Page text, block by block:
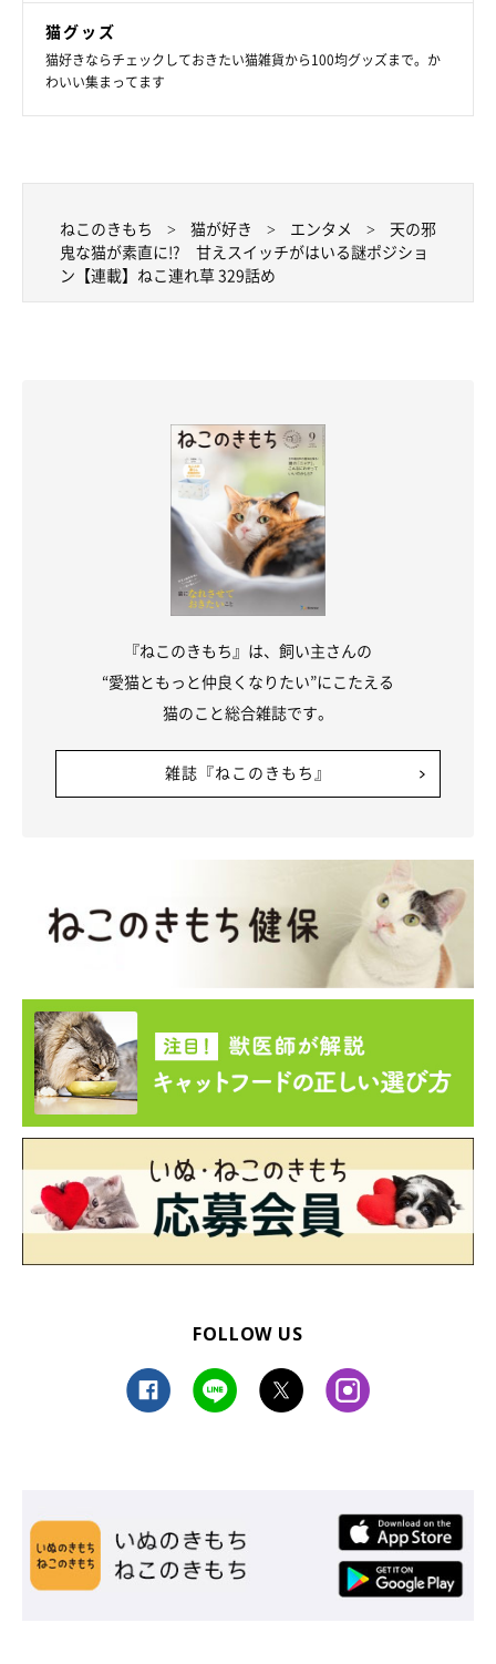
猫グッズ
猫好きならチェックしておきたい猫雑貨から100均グッズまで。か
わいい集まってます
ねこのきもち 猫が好き エンタメ
天の邪
鬼な猫が素直に!? 甘えスイッチがはいる謎ポジショ
ン【連載】ねこ連れ草 329話め
『ねこのきもち』は、飼い主さんの
“愛猫ともっと仲良くなりたい”にこたえる
猫のこと総合雑誌です。
雑誌『ねこのきもち』
FOLLOW US